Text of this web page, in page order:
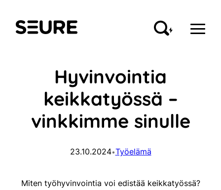
sisältöön
Seure
Hyvinvointia
keikkatyössä –
vinkkimme sinulle
23.10.2024•Työelämä
Miten työhyvinvointia voi edistää keikkatyössä?